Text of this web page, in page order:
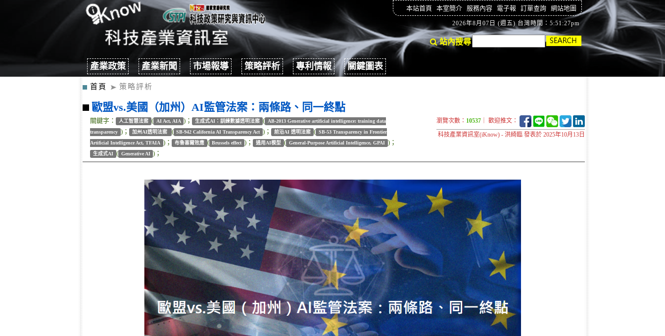
本站首頁 本室簡介 服務內容 電子報 訂單查詢 網站地圖
2026年8月07日 (週五) 台灣時間：5:51:28pm
站內搜尋
產業政策 產業新聞 市場報導 策略評析 專利情報 關鍵圖表
首頁 策略評析
歐盟vs.美國（加州）AI監管法案：兩條路、同一終點
關鍵字： 人工智慧法案 ( AI Act, AIA )； 生成式AI：訓練數據透明法案 (
AB-2013 Generative artificial intelligence: training data
transparency )； 加州AI透明法案 ( SB-942 California AI Transparency Act )； 前沿AI 透明法案 ( SB-53 Transparency in Frontier
Artificial Intelligence Act, TFAIA )； 布魯塞爾效應 ( Brussels effect )； 通用AI模型 ( General-Purpose Artificial Intelligence, GPAI )；
生成式AI ( Generative AI )；
瀏覽次數： 10537 ｜ 歡迎推文：
科技產業資訊室(iKnow) - 洪綺臨 發表於 2025年10月13日